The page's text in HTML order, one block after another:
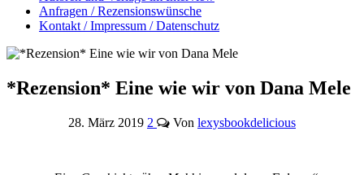
Anfragen / Rezensionswünsche
Kontakt / Impressum / Datenschutz
*Rezension* Eine wie wir von Dana Mele
28. März 2019 2 Von lexysbookdelicious